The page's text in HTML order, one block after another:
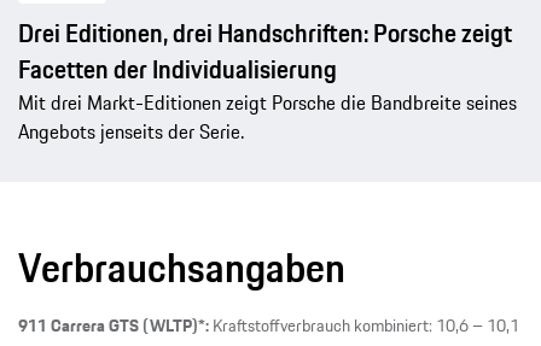
Drei Editionen, drei Handschriften: Porsche zeigt
Facetten der Individualisierung
Mit drei Markt-Editionen zeigt Porsche die Bandbreite seines
Angebots jenseits der Serie.
Verbrauchsangaben
911 Carrera GTS (WLTP)*:Kraftstoffverbrauch kombiniert: 10,6 – 10,1